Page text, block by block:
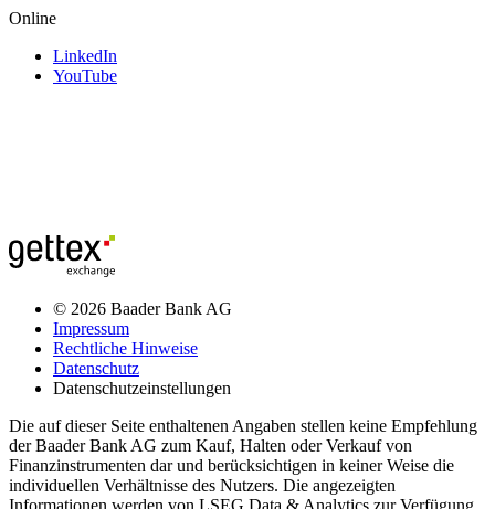
Online
LinkedIn
YouTube
© 2026 Baader Bank AG
Impressum
Rechtliche Hinweise
Datenschutz
Datenschutzeinstellungen
Die auf dieser Seite enthaltenen Angaben stellen keine Empfehlung
der Baader Bank AG zum Kauf, Halten oder Verkauf von
Finanzinstrumenten dar und berücksichtigen in keiner Weise die
individuellen Verhältnisse des Nutzers. Die angezeigten